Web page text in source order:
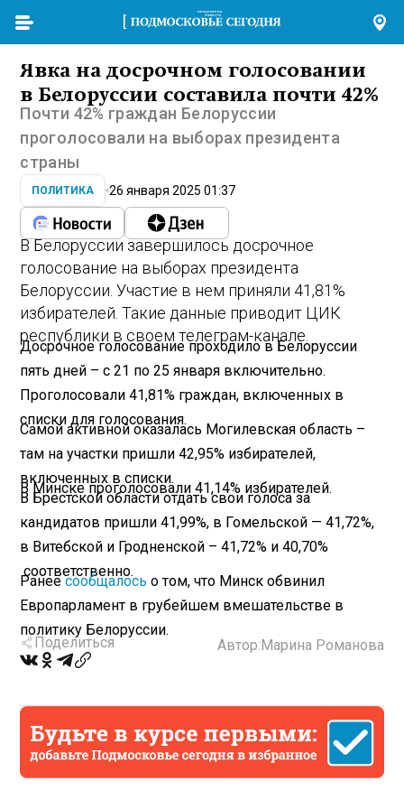
Явка на досрочном голосовании
в Белоруссии составила почти 42%
Почти 42% граждан Белоруссии
проголосовали на выборах президента
страны
ПОЛИТИКА 26 января 2025 01:37
В Белоруссии завершилось досрочное
голосование на выборах президента
Белоруссии. Участие в нем приняли 41,81%
избирателей. Такие данные приводит ЦИК
республики в своем телеграм-канале.
Досрочное голосование проходило в Белоруссии
пять дней – с 21 по 25 января включительно.
Проголосовали 41,81% граждан, включенных в
списки для голосования.
Самой активной оказалась Могилевская область –
там на участки пришли 42,95% избирателей,
включенных в списки.
В Минске проголосовали 41,14% избирателей.
В Брестской области отдать свои голоса за
кандидатов пришли 41,99%, в Гомельской — 41,72%,
в Витебской и Гродненской – 41,72% и 40,70%
соответственно.
Ранеесообщалось о том, что Минск обвинил
Европарламент в грубейшем вмешательстве в
политику Белоруссии.
Поделиться Автор:Марина Романова